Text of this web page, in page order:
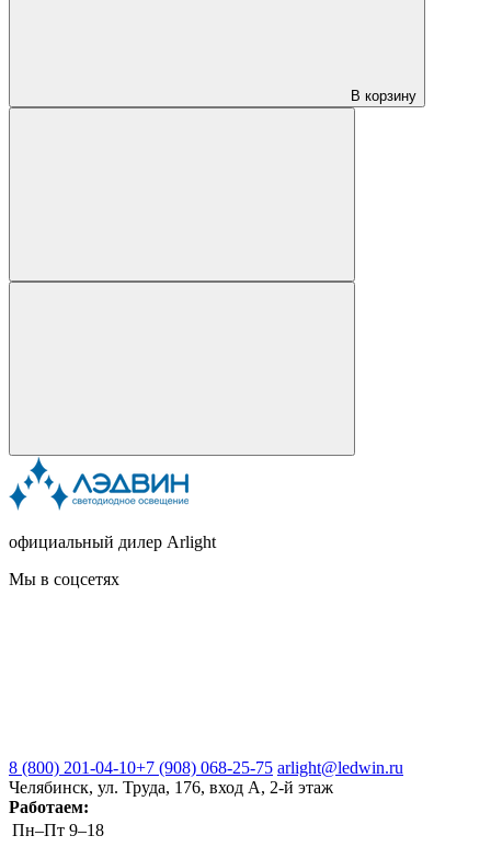
В корзину
официальный дилер Arlight
Мы в соцсетях
8 (800) 201-04-10+7 (908) 068-25-75 arlight@ledwin.ru
Челябинск, ул. Труда, 176, вход А, 2-й этаж
Работаем:
Пн–Пт 9–18